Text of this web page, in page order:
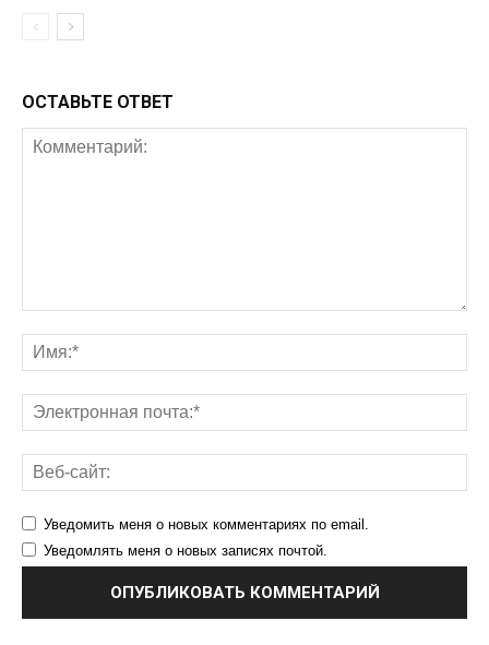
ОСТАВЬТЕ ОТВЕТ
Уведомить меня о новых комментариях по email.
Уведомлять меня о новых записях почтой.